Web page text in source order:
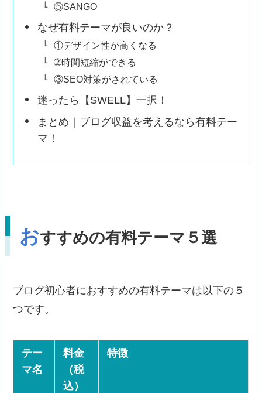
⑤SANGO
なぜ有料テーマが良いのか？
①デザイン性が高くなる
➁時間短縮ができる
③SEO対策がされている
迷ったら【SWELL】一択！
まとめ｜ブログ収益を考えるなら有料テー
マ！
おすすめの有料テーマ５選
ブログ初心者におすすめの有料テーマは以下の５
つです。
テー
マ名
料金
（税
込）
特徴